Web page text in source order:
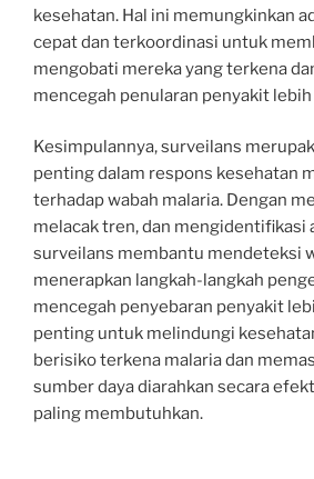
kesehatan. Hal ini memungkinkan
cepat dan terkoordinasi untuk
mengobati mereka yang terkena
mencegah penularan penyakit
Kesimpulannya, surveilans
penting dalam respons kesehatan
terhadap wabah malaria. Dengan
melacak tren, dan mengidentifikasi
surveilans membantu mendeteksi
menerapkan langkah-langkah
mencegah penyebaran penyakit
penting untuk melindungi
berisiko terkena malaria dan
sumber daya diarahkan secara
paling membutuhkan.